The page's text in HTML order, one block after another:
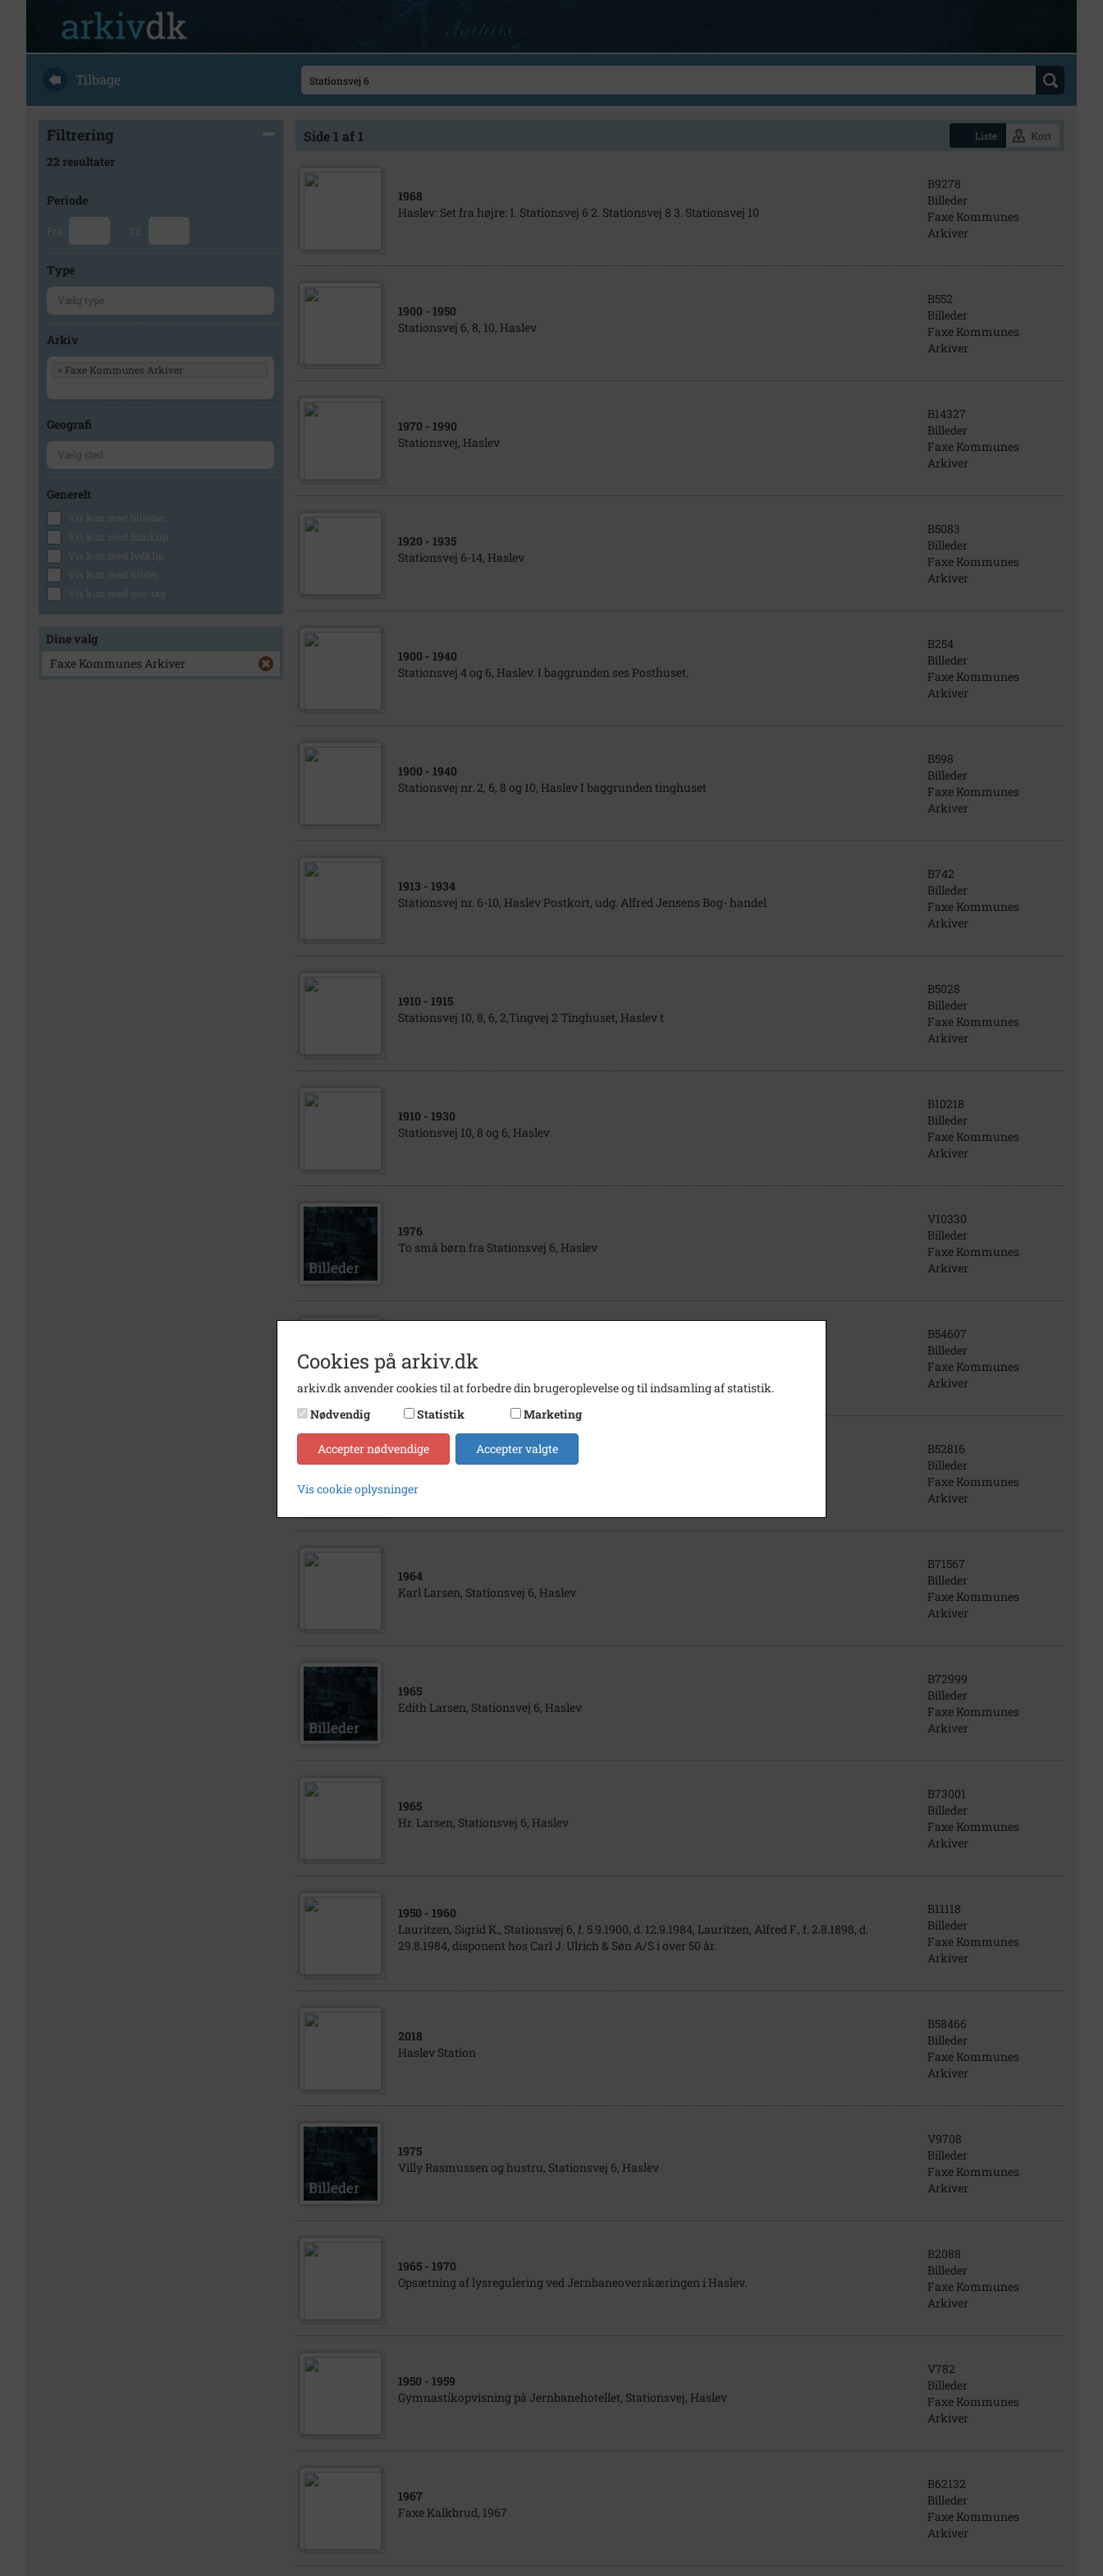
Tilbage
Filtrering
22 resultater
Periode
Fra Til
Type
Arkiv
× Faxe Kommunes Arkiver
Geografi
Generelt
Vis kun med billeder
Vis kun med filmklip
Vis kun med lydklip
Vis kun med kilder
Vis kun med geo-tag
Dine valg
Faxe Kommunes Arkiver
Side 1 af 1 Liste Kort
1968
Haslev: Set fra højre: 1. Stationsvej 6 2. Stationsvej 8 3. Stationsvej 10
B9278
Billeder
Faxe Kommunes
Arkiver
1900 - 1950
Stationsvej 6, 8, 10, Haslev
B552
Billeder
Faxe Kommunes
Arkiver
1970 - 1990
Stationsvej, Haslev
B14327
Billeder
Faxe Kommunes
Arkiver
1920 - 1935
Stationsvej 6-14, Haslev
B5083
Billeder
Faxe Kommunes
Arkiver
1900 - 1940
Stationsvej 4 og 6, Haslev. I baggrunden ses Posthuset.
B254
Billeder
Faxe Kommunes
Arkiver
1900 - 1940
Stationsvej nr. 2, 6, 8 og 10, Haslev I baggrunden tinghuset
B598
Billeder
Faxe Kommunes
Arkiver
1913 - 1934
Stationsvej nr. 6-10, Haslev Postkort, udg. Alfred Jensens Bog- handel
B742
Billeder
Faxe Kommunes
Arkiver
1910 - 1915
Stationsvej 10, 8, 6, 2,Tingvej 2 Tinghuset, Haslev t
B5028
Billeder
Faxe Kommunes
Arkiver
1910 - 1930
Stationsvej 10, 8 og 6, Haslev
B10218
Billeder
Faxe Kommunes
Arkiver
1976
To små børn fra Stationsvej 6, Haslev
V10330
Billeder
Faxe Kommunes
Arkiver
Stationsvej 6, Haslev
B54607
Billeder
Faxe Kommunes
Arkiver
1925- 2015
B52816
Billeder
Faxe Kommunes
Arkiver
1964
Karl Larsen, Stationsvej 6, Haslev
B71567
Billeder
Faxe Kommunes
Arkiver
1965
Edith Larsen, Stationsvej 6, Haslev
B72999
Billeder
Faxe Kommunes
Arkiver
1965
Hr. Larsen, Stationsvej 6, Haslev
B73001
Billeder
Faxe Kommunes
Arkiver
1950 - 1960
Lauritzen, Sigrid K., Stationsvej 6, f. 5.9.1900, d. 12.9.1984, Lauritzen, Alfred F., f. 2.8.1898, d.
29.8.1984, disponent hos Carl J. Ulrich & Søn A/S i over 50 år.
B11118
Billeder
Faxe Kommunes
Arkiver
2018
Haslev Station
B58466
Billeder
Faxe Kommunes
Arkiver
1975
Villy Rasmussen og hustru, Stationsvej 6, Haslev
V9708
Billeder
Faxe Kommunes
Arkiver
1965 - 1970
Opsætning af lysregulering ved Jernbaneoverskæringen i Haslev.
B2088
Billeder
Faxe Kommunes
Arkiver
1950 - 1959
Gymnastikopvisning på Jernbanehotellet, Stationsvej, Haslev
V782
Billeder
Faxe Kommunes
Arkiver
1967
Faxe Kalkbrud, 1967
B62132
Billeder
Faxe Kommunes
Arkiver
Cookies på arkiv.dk
arkiv.dk anvender cookies til at forbedre din brugeroplevelse og til indsamling af statistik.
Nødvendig
Statistik Marketing
Accepter nødvendige Accepter valgte
Vis cookie oplysninger